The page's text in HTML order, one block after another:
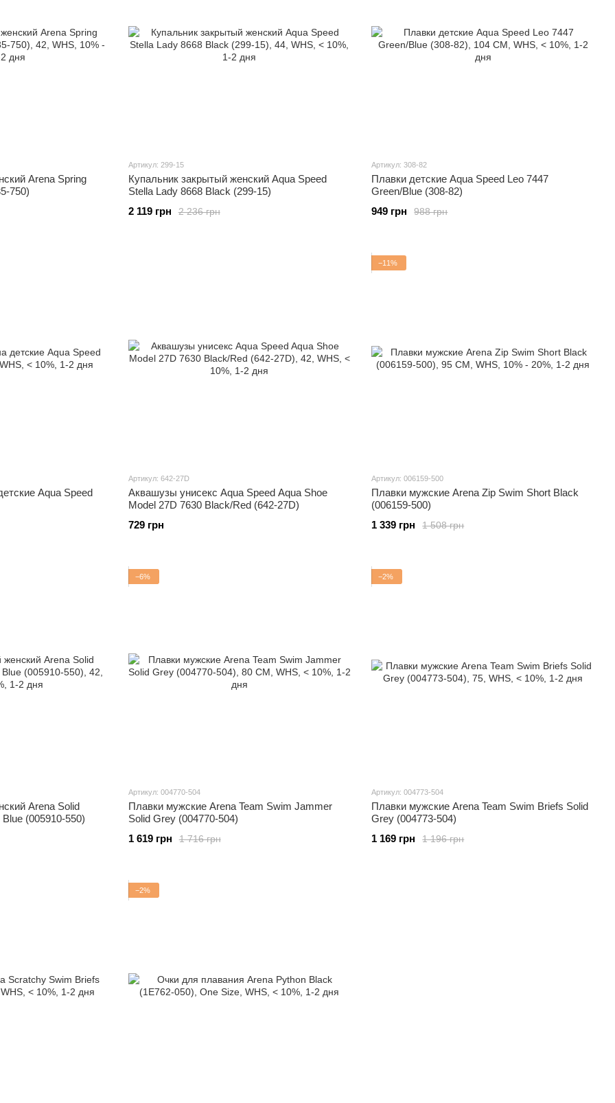
Arena Spring
750)
Артикул: 299-15
Купальник закрытый женский Aqua Speed
Stella Lady 8668 Black (299-15)
2 236 грн
2 119 грн
Артикул: 308-82
Плавки детские Aqua Speed Leo 7447
Green/Blue (308-82)
988 грн
949 грн
Aqua Speed
Артикул: 642-27D
Аквашузы унисекс Aqua Speed Aqua Shoe
Model 27D 7630 Black/Red (642-27D)
729 грн
−11%
Артикул: 006159-500
Плавки мужские Arena Zip Swim Short Black
(006159-500)
1 508 грн
1 339 грн
Arena Solid
(005910-550)
−6%
Артикул: 004770-504
Плавки мужские Arena Team Swim Jammer
Solid Grey (004770-504)
1 716 грн
1 619 грн
−2%
Артикул: 004773-504
Плавки мужские Arena Team Swim Briefs Solid
Grey (004773-504)
1 196 грн
1 169 грн
−2%